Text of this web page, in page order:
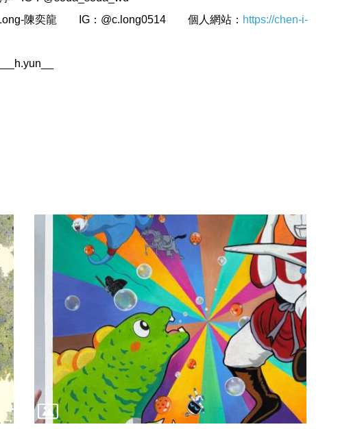
陳奕龍 IG：@c.long0514 個人網站： https://chen-i-